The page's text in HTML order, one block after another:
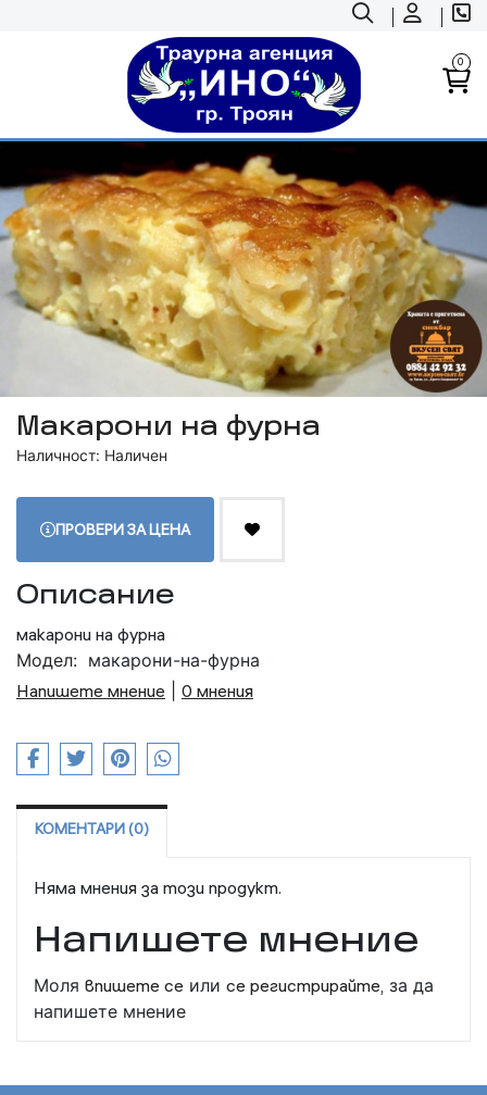
0
Макарони на фурна
Наличност: Наличен
ПРОВЕРИ ЗА ЦЕНА
Описание
макарони на фурна
Модел: макарони-на-фурна
Напишете мнение
0 мнения
КОМЕНТАРИ (0)
Няма мнения за този продукт.
Напишете мнение
Моля впишете се или се регистрирайте, за да
напишете мнение